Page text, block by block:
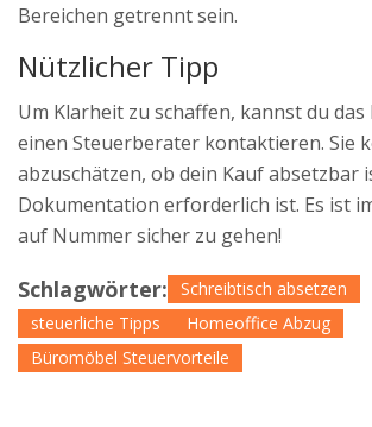
Bereichen getrennt sein.
Nützlicher Tipp
Um Klarheit zu schaffen, kannst du
einen Steuerberater kontaktieren. Sie
abzuschätzen, ob dein Kauf absetzbar
Dokumentation erforderlich ist. Es ist
auf Nummer sicher zu gehen!
Schlagwörter:
Schreibtisch absetzen
steuerliche Tipps
Homeoffice Abzug
Büromöbel Steuervorteile